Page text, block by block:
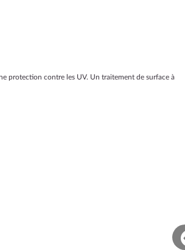
protection contre les UV. Un traitement de surface à